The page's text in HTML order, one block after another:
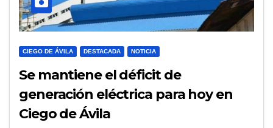
CIEGO DE ÁVILA DESTACADA NOTICIA
Se mantiene el déficit de
generación eléctrica para hoy en
Ciego de Ávila